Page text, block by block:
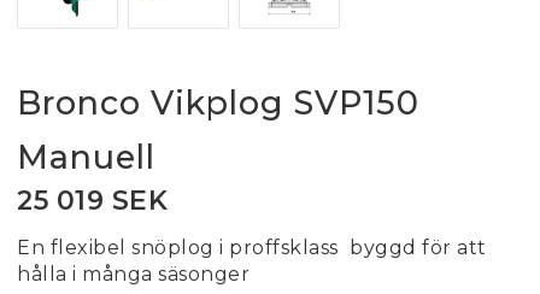
Bronco Vikplog SVP150
Manuell
25 019 SEK
En flexibel snöplog i proffsklass  byggd för att
hålla i många säsonger